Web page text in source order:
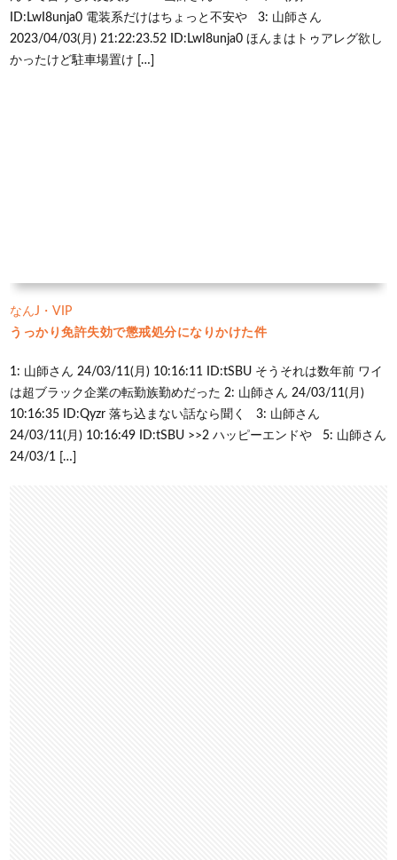
ID:LwI8unja0 電装系だけはちょっと不安や 3: 山師さん
2023/04/03(月) 21:22:23.52 ID:LwI8unja0 ほんまはトゥアレグ欲し
かったけど駐車場置け […]
なんJ・VIP
うっかり免許失効で懲戒処分になりかけた件
1: 山師さん 24/03/11(月) 10:16:11 ID:tSBU そうそれは数年前 ワイ
は超ブラック企業の転勤族勤めだった 2: 山師さん 24/03/11(月)
10:16:35 ID:Qyzr 落ち込まない話なら聞く 3: 山師さん
24/03/11(月) 10:16:49 ID:tSBU >>2 ハッピーエンドや 5: 山師さん
24/03/1 […]